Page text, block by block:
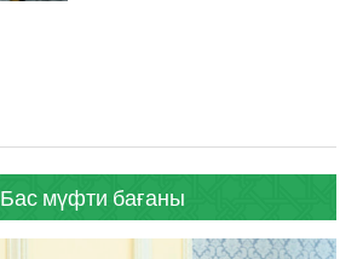
Бас мүфти бағаны